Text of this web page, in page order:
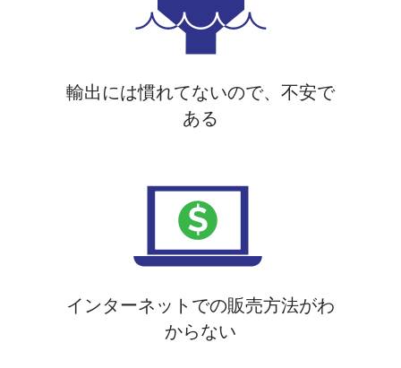
輸出には慣れてないので、不安で
ある
インターネットでの販売方法がわ
からない